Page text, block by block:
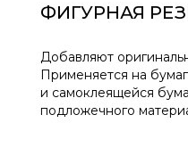
ФИГУРНАЯ
Добавляют
Применяется на
и самоклеящейся
подложечного